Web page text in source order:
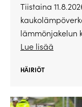
Tiistaina
lämmönjakelun
Lue lisää
HÄIRIÖT